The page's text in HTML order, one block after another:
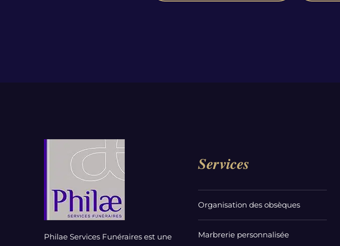
Philae Services Funéraires est une
Services
Organisation des obsèques
Marbrerie personnalisée